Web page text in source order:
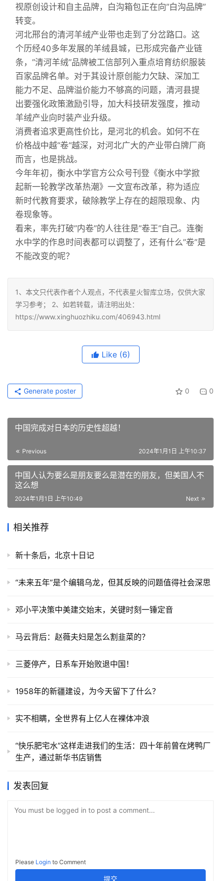
视原创设计和自主品牌，白沟箱包正在向”白沟品牌”
转变。
河北邢台的清河羊绒产业带也走到了分岔路口。这
个历经40多年发展的羊绒县城，已形成完备产业链
条，”清河羊绒”品牌被工信部列入重点培育纺织服装
百家品牌名单。对于其设计原创能力欠缺、深加工
能力不足、品牌溢价能力不够高的问题，清河县提
出要强化政策激励引导，加大科技研发强度，推动
羊绒产业向时装产业升级。
消费者追求更高性价比，是河北的机会。如何不在
价格战中越“卷“越深，对河北广大的产业带白牌厂商
而言，也是挑战。
今年年初，衡水中学官方公众号刊登《衡水中学掀
起新一轮教学改革热潮》一文宣布改革，称为适应
新时代教育要求，破除教学上存在的超限现象、内
卷现象等。
看来，率先打破”内卷”的人往往是”卷王”自己。连衡
水中学的作息时间表都可以调整了，还有什么”卷”是
不能改变的呢？
1、本文只代表作者个人观点，不代表星火智库立场，仅供大家
学习参考； 2、如若转载，请注明出处：
https://www.xinghuozhiku.com/406943.html
Like (6)
0 0
Generate poster
中国完成对日本的历史性超越！
Previous 2024年1月1日 上午10:37
中国人认为要么是朋友要么是潜在的朋友，但美国人不
这么想
Next
2024年1月1日 上午10:49
相关推荐
新十条后，北京十日记
“未来五年”是个编辑乌龙，但其反映的问题值得社会深思
邓小平决策中美建交始末，关键时刻一锤定音
马云背后：赵薇夫妇是怎么割韭菜的？
三菱停产，日系车开始败退中国！
1958年的新疆建设，为今天留下了什么？
实不相瞒，全世界有上亿人在裸体冲浪
“快乐肥宅水”这样走进我们的生活：四十年前曾在烤鸭厂
生产，通过新华书店销售
发表回复
You must be logged in to post a comment...
Please Login to Comment
提交